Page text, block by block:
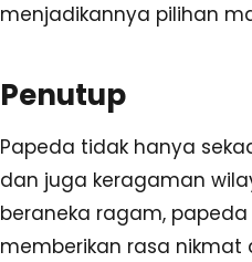
menjadikannya pilihan
Penutup
Papeda tidak hanya
dan juga keragaman
beraneka ragam,
memberikan rasa